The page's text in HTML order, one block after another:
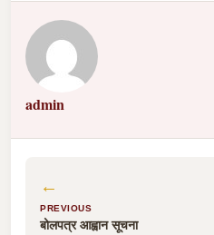
admin
←
PREVIOUS
बोलपत्र आह्वान सूचना